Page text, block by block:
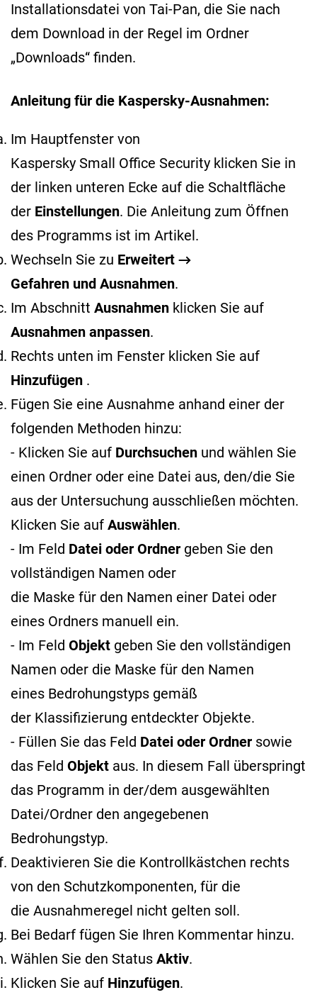
Installationsdatei von Tai-Pan, die Sie nach
dem Download in der Regel im Ordner
„Downloads“ finden.
Anleitung für die Kaspersky-Ausnahmen:
Im Hauptfenster von
Kaspersky Small Office Security klicken Sie in
der linken unteren Ecke auf die Schaltfläche
der Einstellungen. Die Anleitung zum Öffnen
des Programms ist im Artikel.
Wechseln Sie zu Erweitert →
Gefahren und Ausnahmen.
Im Abschnitt Ausnahmen klicken Sie auf
Ausnahmen anpassen.
Rechts unten im Fenster klicken Sie auf
Hinzufügen .
Fügen Sie eine Ausnahme anhand einer der
folgenden Methoden hinzu:
- Klicken Sie auf Durchsuchen und wählen Sie
einen Ordner oder eine Datei aus, den/die Sie
aus der Untersuchung ausschließen möchten.
Klicken Sie auf Auswählen.
- Im Feld Datei oder Ordner geben Sie den
vollständigen Namen oder
die Maske für den Namen einer Datei oder
eines Ordners manuell ein.
- Im Feld Objekt geben Sie den vollständigen
Namen oder die Maske für den Namen
eines Bedrohungstyps gemäß
der Klassifizierung entdeckter Objekte.
- Füllen Sie das Feld Datei oder Ordner sowie
das Feld Objekt aus. In diesem Fall überspringt
das Programm in der/dem ausgewählten
Datei/Ordner den angegebenen
Bedrohungstyp.
Deaktivieren Sie die Kontrollkästchen rechts
von den Schutzkomponenten, für die
die Ausnahmeregel nicht gelten soll.
Bei Bedarf fügen Sie Ihren Kommentar hinzu.
Wählen Sie den Status Aktiv.
Klicken Sie auf Hinzufügen.